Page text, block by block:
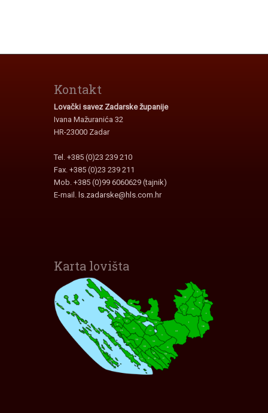
Kontakt
Lovački savez Zadarske županije
Ivana Mažuranića 32
HR-23000 Zadar
Tel. +385 (0)23 239 210
Fax. +385 (0)23 239 211
Mob. +385 (0)99 6060629 (tajnik)
E-mail. ls.zadarske@hls.com.hr
Karta lovišta
Interaktivna karta lovišta
Zadarske Županije